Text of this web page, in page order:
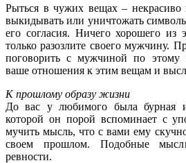
Рыться в чужих вещах – некрасиво
выкидывать или уничтожать
его согласия. Ничего хорошего из
только разозлите своего мужчину.
поговорить с мужчиной по этому
ваше отношения к этим вещам и
К прошлому образу жизни
До вас у любимого была бурная
которой он порой вспоминает с
мучить мысль, что с вами ему
своем прошлом. Подобные
ревности.